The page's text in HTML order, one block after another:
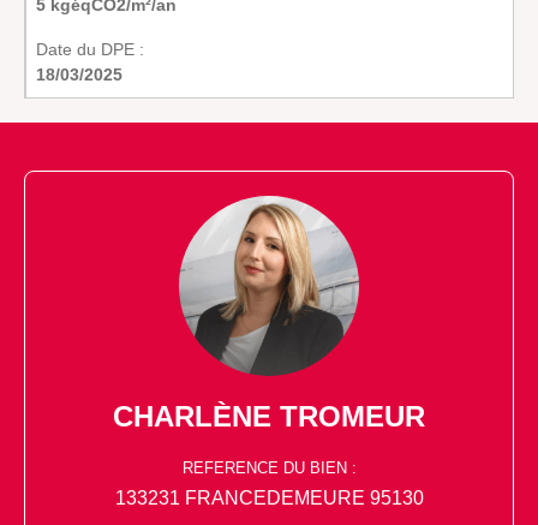
5 kgéqCO2/m²/an
Date du DPE :
18/03/2025
CHARLÈNE TROMEUR
REFERENCE DU BIEN :
133231 FRANCEDEMEURE 95130